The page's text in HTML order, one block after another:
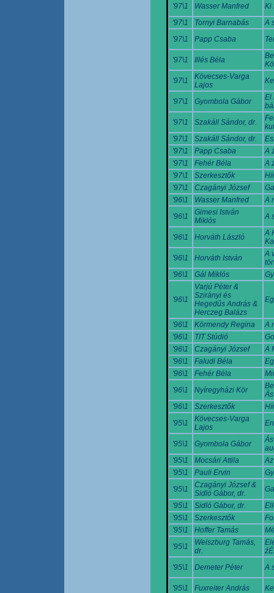
'97\1
Wasser Manfred
Ki
'97\1
Tornyi Barnabás
A
'97\1
Papp Csaba
'97\1 Illés Béla
'97\1
Kövecses-Varga
Lajos
'97\1 Gyombola Gábor
El
'97\1
Szakáll Sándor, dr.
'97\1
Szakáll Sándor, dr.
'97\1
Papp Csaba
A
'97\1
Fehér Béla
A
'97\1
Szerkesztők
'97\1
Czagányi József
'96\1
Wasser Manfred
A
'96\1
Gimesi István
Miklós
A
'96\1 Horváth László
A
'96\1
Horváth István
A
'96\1
Gál Miklós
'96\1
Varjú Péter &
Szirányi és
Hegedűs András &
Herczeg Balázs
'96\1 Körmendy Regina
A
'96\1
TIT Stúdió
'96\1
Czagányi József
A
'96\1
Faludi Béla
'96\1
Fehér Béla
'96\1
Nyíregyházi Kör
'96\1
Szerkesztők
'95\1
Kövecses-Varga
Lajos
'95\1 Gyombola Gábor
'95\1
Mocsári Attila
'95\1
Pauli Ervin
'95\1
Czagányi József &
Sidló Gábor, dr.
'95\1
Sidló Gábor, dr.
'95\1
Szerkesztők
'95\1
Hoffer Tamás
'95\1
Weiszburg Tamás,
dr.
'95\1
Demeter Péter A
'95\1 Fuxreiter András